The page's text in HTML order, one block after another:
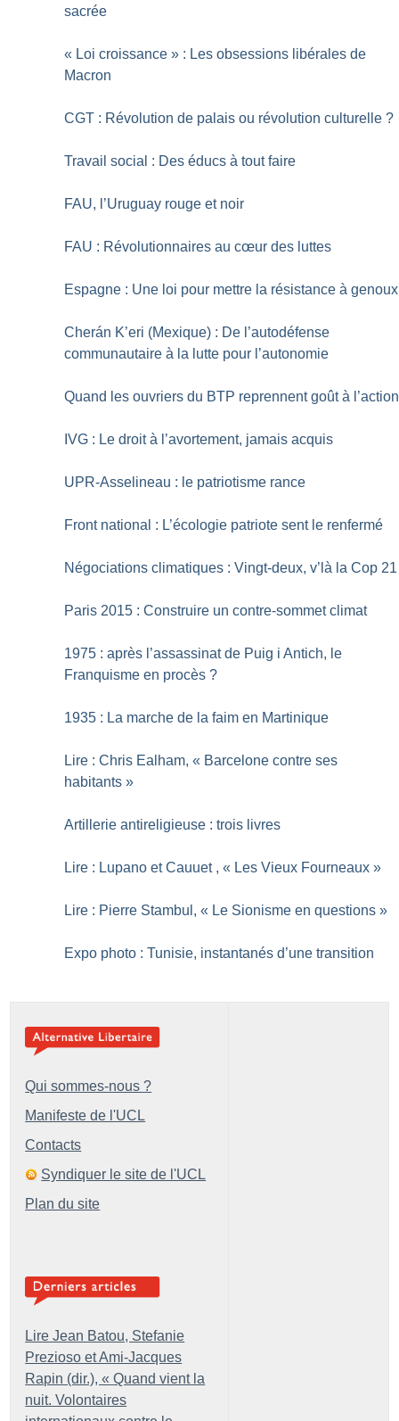
sacrée
« Loi croissance » : Les obsessions libérales de
Macron
CGT : Révolution de palais ou révolution culturelle ?
Travail social : Des éducs à tout faire
FAU, l’Uruguay rouge et noir
FAU : Révolutionnaires au cœur des luttes
Espagne : Une loi pour mettre la résistance à genoux
Cherán K’eri (Mexique) : De l’autodéfense
communautaire à la lutte pour l’autonomie
Quand les ouvriers du BTP reprennent goût à l’action
IVG : Le droit à l’avortement, jamais acquis
UPR-Asselineau : le patriotisme rance
Front national : L’écologie patriote sent le renfermé
Négociations climatiques : Vingt-deux, v’là la Cop 21
Paris 2015 : Construire un contre-sommet climat
1975 : après l’assassinat de Puig i Antich, le
Franquisme en procès ?
1935 : La marche de la faim en Martinique
Lire : Chris Ealham, « Barcelone contre ses
habitants »
Artillerie antireligieuse : trois livres
Lire : Lupano et Cauuet , « Les Vieux Fourneaux »
Lire : Pierre Stambul, « Le Sionisme en questions »
Expo photo : Tunisie, instantanés d’une transition
Qui sommes-nous ?
Manifeste de l'UCL
Contacts
Syndiquer le site de l'UCL
Plan du site
Lire Jean Batou, Stefanie
Prezioso et Ami-Jacques
Rapin (dir.), « Quand vient la
nuit. Volontaires